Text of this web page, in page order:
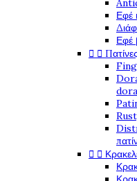
Εφέ
Εφέ
  Πατίνες
dora
 